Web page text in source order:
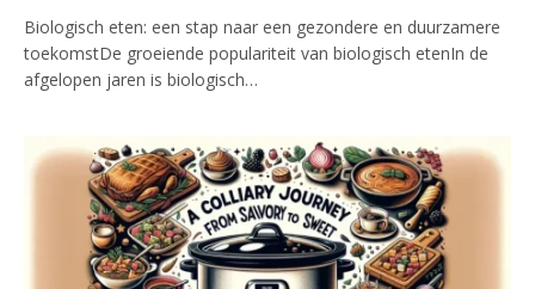
Biologisch eten: een stap naar een gezondere en duurzamere
toekomstDe groeiende populariteit van biologisch etenIn de
afgelopen jaren is biologisch…